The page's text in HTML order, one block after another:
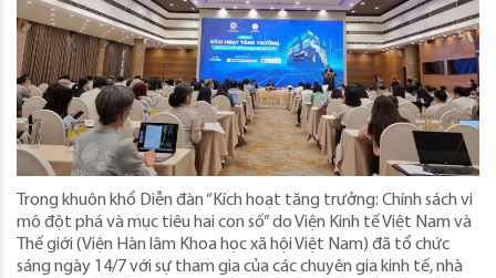
Trong khuôn khổ Diễn đàn “Kích hoạt tăng trưởng: Chính sách vi
mô đột phá và mục tiêu hai con số” do Viện Kinh tế Việt Nam và
Thế giới (Viện Hàn lâm Khoa học xã hội Việt Nam) đã tổ chức
sáng ngày 14/7 với sự tham gia của các chuyên gia kinh tế, nhà